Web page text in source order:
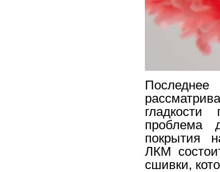
гладкости
проблема
покрытия
ЛКМ
сшивки,